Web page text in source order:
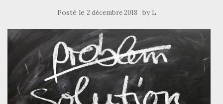
Posté le 2 décembre 2018 by L